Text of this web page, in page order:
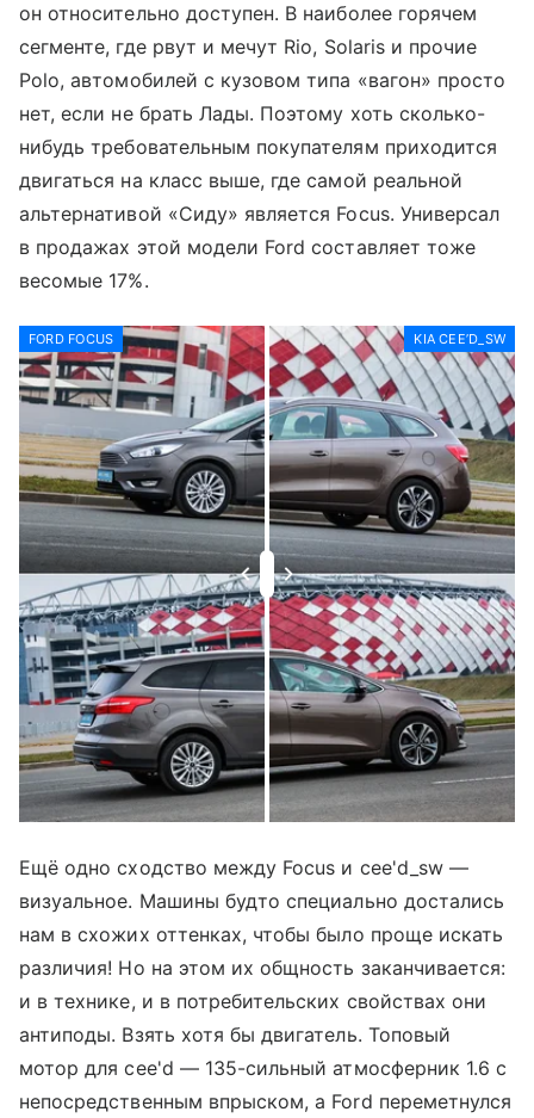
он относительно доступен. В наиболее горячем
сегменте, где рвут и мечут Rio, Solaris и прочие
Polo, автомобилей с кузовом типа «вагон» просто
нет, если не брать Лады. Поэтому хоть сколько-
нибудь требовательным покупателям приходится
двигаться на класс выше, где самой реальной
альтернативой «Сиду» является Focus. Универсал
в продажах этой модели Ford составляет тоже
весомые 17%.
FORD FOCUS KIA CEE’D_SW
Ещё одно сходство между Focus и cee'd_sw —
визуальное. Машины будто специально достались
нам в схожих оттенках, чтобы было проще искать
различия! Но на этом их общность заканчивается:
и в технике, и в потребительских свойствах они
антиподы. Взять хотя бы двигатель. Топовый
мотор для cee'd — 135-сильный атмосферник 1.6 с
непосредственным впрыском, а Ford переметнулся